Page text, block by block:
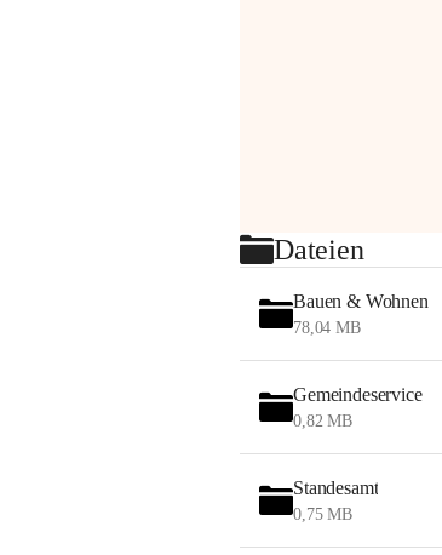
Dateien
Bauen & Wohnen
78,04 MB
Gemeindeservice
0,82 MB
Standesamt
0,75 MB